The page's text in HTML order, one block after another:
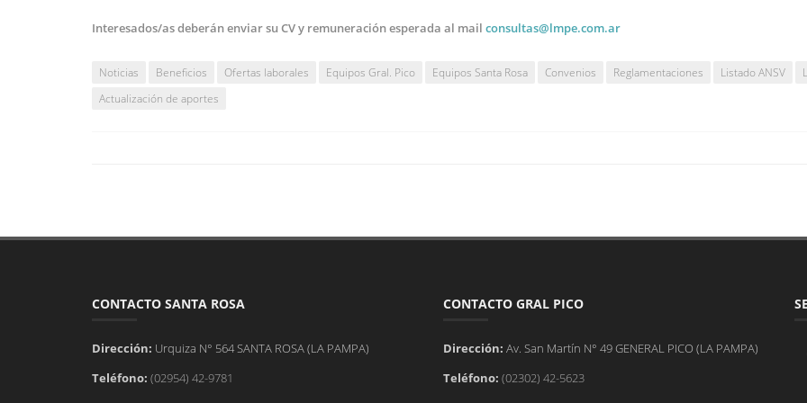
Interesados/as deberán enviar su CV y remuneración esperada al mail consultas@lmpe.com.ar
Noticias Beneficios Ofertas laborales Equipos Gral. Pico Equipos Santa Rosa Convenios Reglamentaciones Listado ANSV
Actualización de aportes
CONTACTO SANTA ROSA
Dirección: Urquiza N° 564 SANTA ROSA (LA PAMPA)
Teléfono: (02954) 42-9781
CONTACTO GRAL PICO
Dirección: Av. San Martín N° 49 GENERAL PICO (LA PAMPA)
Teléfono: (02302) 42-5623